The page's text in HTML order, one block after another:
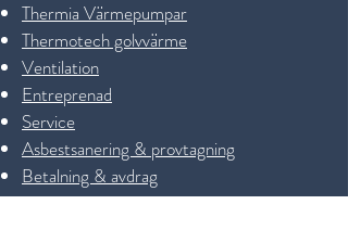
Thermia Värmepumpar
Thermotech golvvärme
Ventilation
Entreprenad
Service
Asbestsanering & provtagning
Betalning & avdrag